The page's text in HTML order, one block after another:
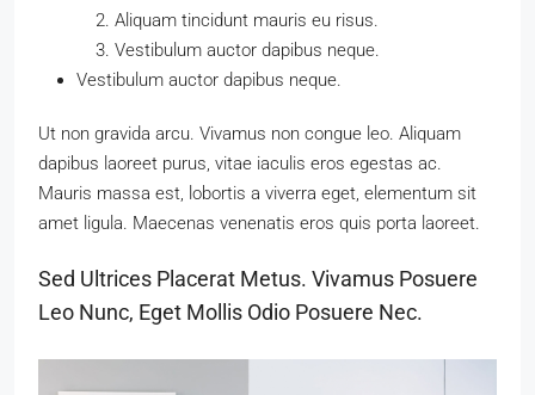
Aliquam tincidunt mauris eu risus.
Vestibulum auctor dapibus neque.
Vestibulum auctor dapibus neque.
Ut non gravida arcu. Vivamus non congue leo. Aliquam
dapibus laoreet purus, vitae iaculis eros egestas ac.
Mauris massa est, lobortis a viverra eget, elementum sit
amet ligula. Maecenas venenatis eros quis porta laoreet.
Sed Ultrices Placerat Metus. Vivamus Posuere
Leo Nunc, Eget Mollis Odio Posuere Nec.